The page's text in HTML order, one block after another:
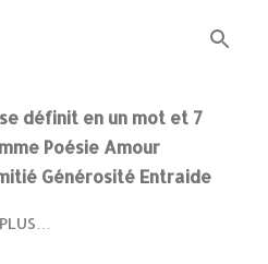
définit en un mot et 7
Poésie Amour
Générosité Entraide
PLUS…